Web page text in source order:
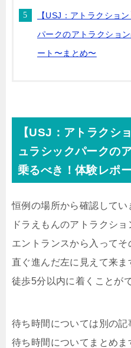
【USJ：アトラクショ
パークのアトラクショ
ート〜まとめ〜
【USJ：アトラクシ
ュラシックパークの
乗るべき！体験レポ
恒例の場所から確認してい
ドラえもんのアトラクシ
エントランスから入って
直ぐ進んだ左に見えて来ま
徒歩5分以内に着くことが
待ち時間については別の
待ち時間についてまとめ